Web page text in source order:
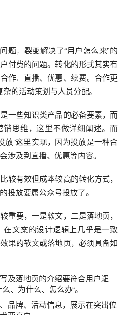
题，裂变解决了“用户怎么来”的
付费的问题。转化的形式其实有
作、 直播、优惠、续费。合作更
杂的活动策划与人员分配。
一些知识类产品的必备要素，而
思维，这里不做详细阐述。而
放”这里实现，因为投放是一种合
涉及到直播、优惠等内容。
较有效但成本较高的转化方式，
投放要属公众号投放了。
重要，一是软文，二是落地页，
在文案的设计逻辑上几乎是一致
果的软文或落地页，必须具备如
及落地页的介绍要符合用户逻
、为什么、怎么办“。
品牌、活动信息，展示在突出位